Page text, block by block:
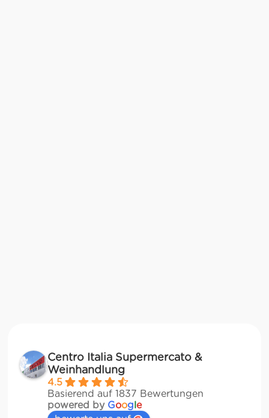
Centro Italia Supermercato &
Weinhandlung
4.5
Basierend auf 1837 Bewertungen
powered by Google